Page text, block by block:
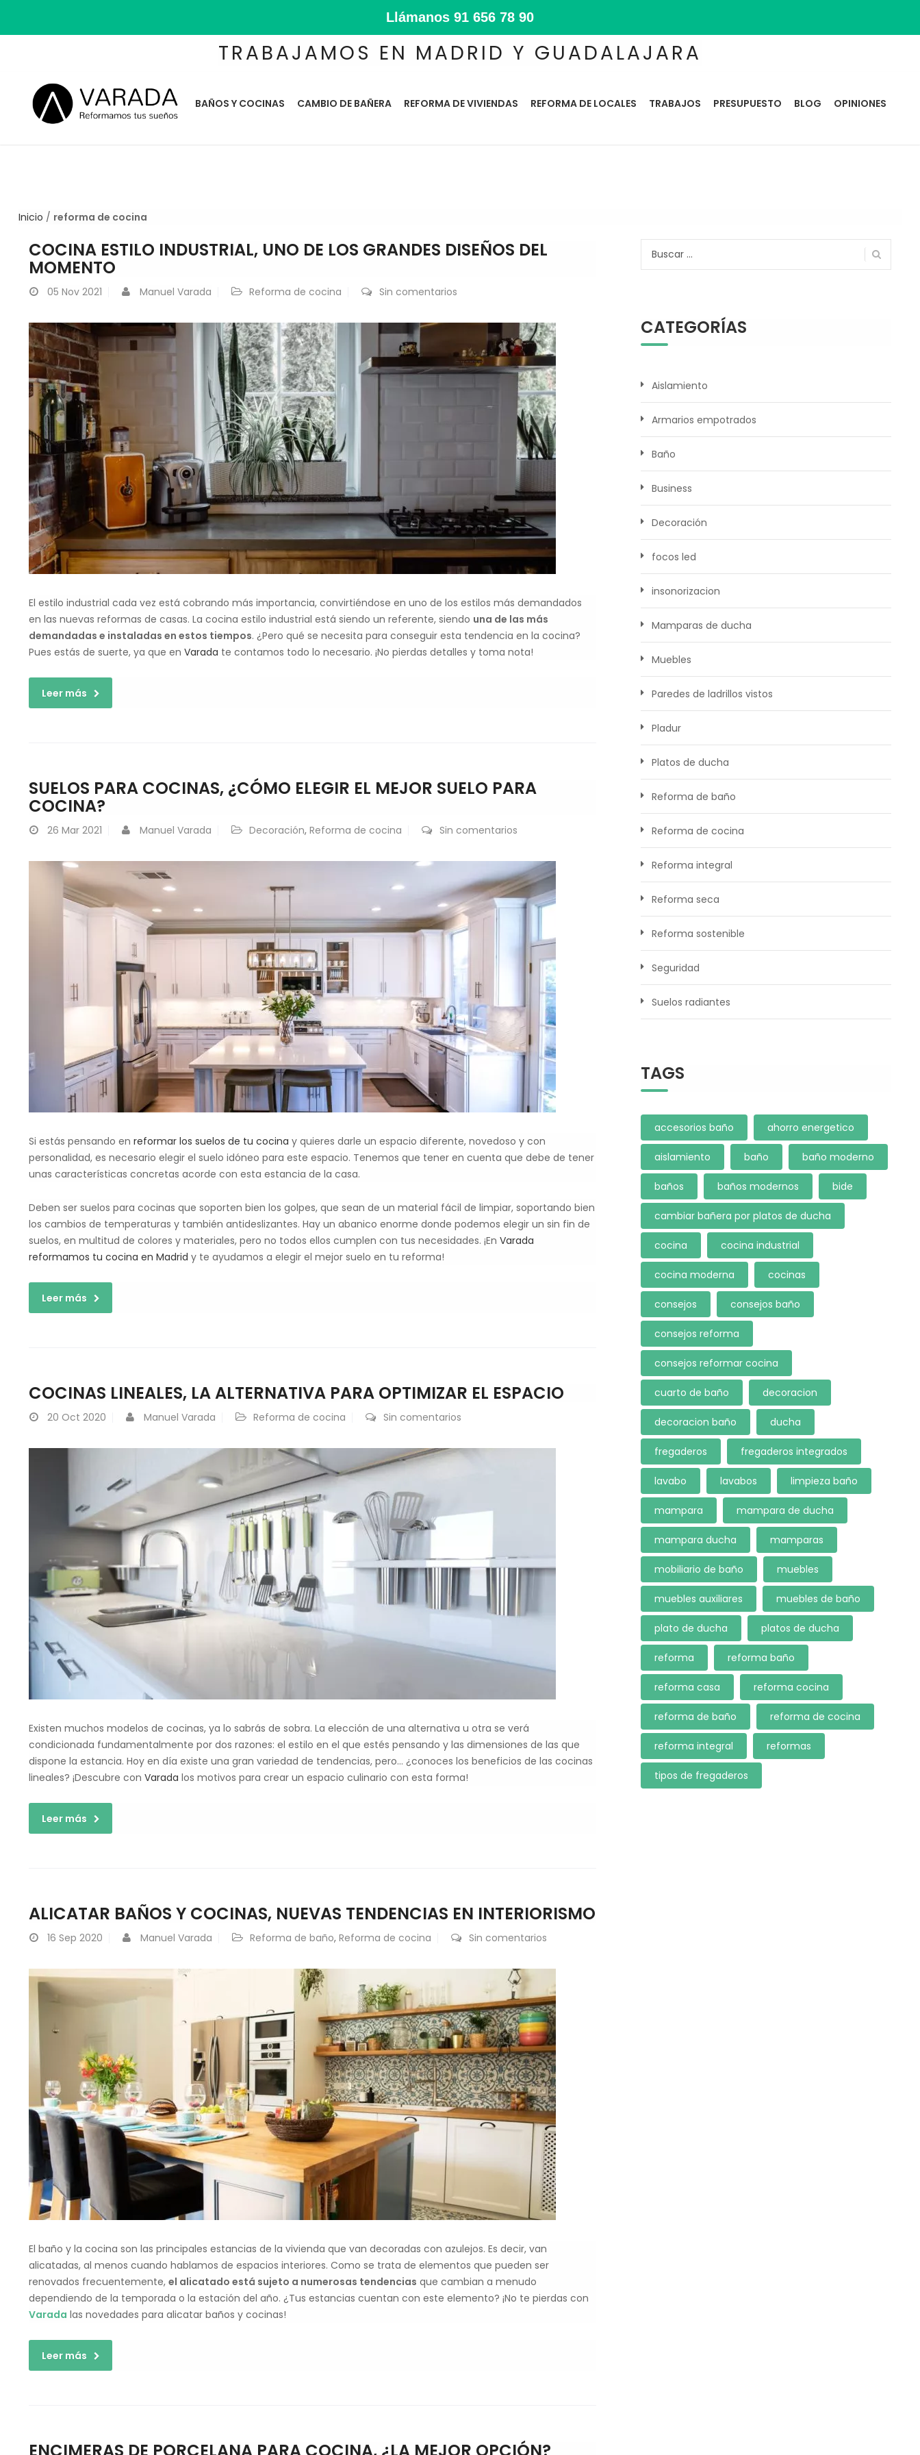
Llámanos 91 656 78 90
TRABAJAMOS EN MADRID Y GUADALAJARA
BAÑOS Y COCINAS CAMBIO DE BAÑERA REFORMA DE VIVIENDAS REFORMA DE LOCALES TRABAJOS PRESUPUESTO BLOG OPINIONES
Inicio / reforma de cocina
COCINA ESTILO INDUSTRIAL, UNO DE LOS GRANDES DISEÑOS DEL
MOMENTO
05 Nov 2021 Manuel Varada Reforma de cocina Sin comentarios
El estilo industrial cada vez está cobrando más importancia, convirtiéndose en uno de los estilos más demandados
en las nuevas reformas de casas. La cocina estilo industrial está siendo un referente, siendo una de las más
demandadas e instaladas en estos tiempos. ¿Pero qué se necesita para conseguir esta tendencia en la cocina?
Pues estás de suerte, ya que en Varada te contamos todo lo necesario. ¡No pierdas detalles y toma nota!
Leer más
SUELOS PARA COCINAS, ¿CÓMO ELEGIR EL MEJOR SUELO PARA
COCINA?
26 Mar 2021 Manuel Varada Decoración, Reforma de cocina Sin comentarios
Si estás pensando en reformar los suelos de tu cocina y quieres darle un espacio diferente, novedoso y con
personalidad, es necesario elegir el suelo idóneo para este espacio. Tenemos que tener en cuenta que debe de tener
unas características concretas acorde con esta estancia de la casa.
Deben ser suelos para cocinas que soporten bien los golpes, que sean de un material fácil de limpiar, soportando bien
los cambios de temperaturas y también antideslizantes. Hay un abanico enorme donde podemos elegir un sin fin de
suelos, en multitud de colores y materiales, pero no todos ellos cumplen con tus necesidades. ¡En Varada
reformamos tu cocina en Madrid y te ayudamos a elegir el mejor suelo en tu reforma!
Leer más
COCINAS LINEALES, LA ALTERNATIVA PARA OPTIMIZAR EL ESPACIO
20 Oct 2020 Manuel Varada Reforma de cocina Sin comentarios
Existen muchos modelos de cocinas, ya lo sabrás de sobra. La elección de una alternativa u otra se verá
condicionada fundamentalmente por dos razones: el estilo en el que estés pensando y las dimensiones de las que
dispone la estancia. Hoy en día existe una gran variedad de tendencias, pero… ¿conoces los beneficios de las cocinas
lineales? ¡Descubre con Varada los motivos para crear un espacio culinario con esta forma!
Leer más
ALICATAR BAÑOS Y COCINAS, NUEVAS TENDENCIAS EN INTERIORISMO
16 Sep 2020 Manuel Varada Reforma de baño, Reforma de cocina Sin comentarios
El baño y la cocina son las principales estancias de la vivienda que van decoradas con azulejos. Es decir, van
alicatadas, al menos cuando hablamos de espacios interiores. Como se trata de elementos que pueden ser
renovados frecuentemente, el alicatado está sujeto a numerosas tendencias que cambian a menudo
dependiendo de la temporada o la estación del año. ¿Tus estancias cuentan con este elemento? ¡No te pierdas con
Varada las novedades para alicatar baños y cocinas!
Leer más
CATEGORÍAS
Aislamiento
Armarios empotrados
Baño
Business
Decoración
focos led
insonorizacion
Mamparas de ducha
Muebles
Paredes de ladrillos vistos
Pladur
Platos de ducha
Reforma de baño
Reforma de cocina
Reforma integral
Reforma seca
Reforma sostenible
Seguridad
Suelos radiantes
TAGS
accesorios baño ahorro energetico
aislamiento baño baño moderno
baños baños modernos bide
cambiar bañera por platos de ducha
cocina cocina industrial
cocina moderna cocinas
consejos consejos baño
consejos reforma
consejos reformar cocina
cuarto de baño decoracion
decoracion baño ducha
fregaderos fregaderos integrados
lavabo lavabos limpieza baño
mampara mampara de ducha
mampara ducha mamparas
mobiliario de baño muebles
muebles auxiliares muebles de baño
plato de ducha platos de ducha
reforma reforma baño
reforma casa reforma cocina
reforma de baño reforma de cocina
reforma integral reformas
tipos de fregaderos